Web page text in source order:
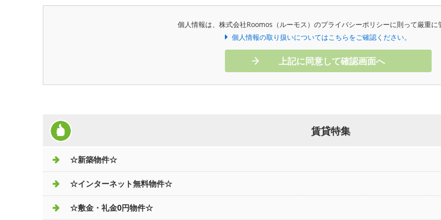
個人情報は、株式会社Roomos（ルーモス）のプライバシーポリシーに則って厳重に
個人情報の取り扱いについてはこちらをご確認ください。
上記に同意して確認画面へ
賃貸特集
☆新築物件☆
☆インターネット無料物件☆
☆敷金・礼金0円物件☆